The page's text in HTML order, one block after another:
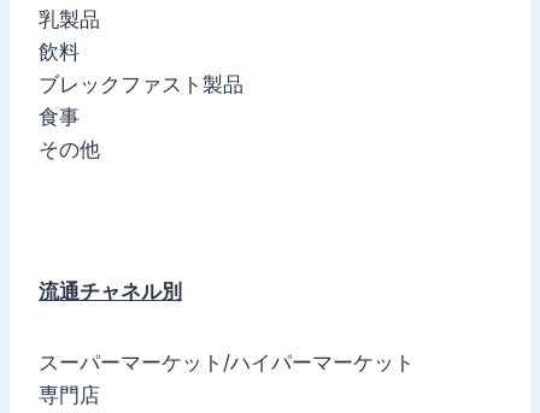
乳製品
飲料
ブレックファスト製品
食事
その他
流通チャネル別
スーパーマーケット/ハイパーマーケット
専門店